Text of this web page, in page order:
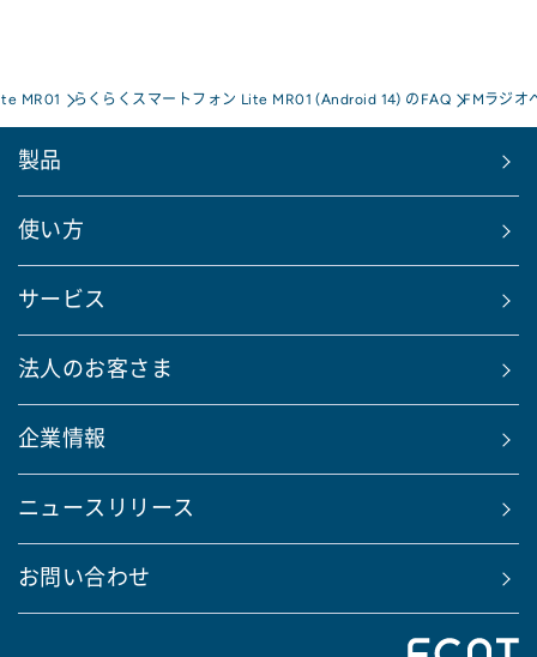
MR01 らくらくスマートフォン Lite MR01 (Android 14) のFAQ FMラジオ
製品
使い方
サービス
法人のお客さま
企業情報
ニュースリリース
お問い合わせ